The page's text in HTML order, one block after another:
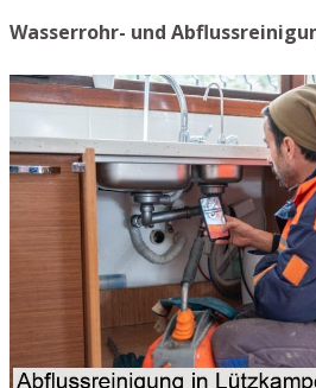
Wasserrohr- und